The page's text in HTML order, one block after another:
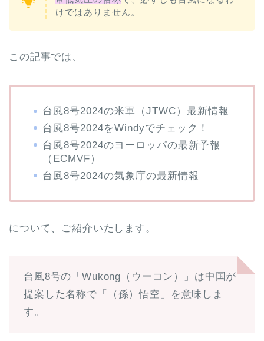
けではありません。
この記事では、
台風8号2024の米軍（JTWC）最新情報
台風8号2024をWindyでチェック！
台風8号2024のヨーロッパの最新予報
（ECMVF）
台風8号2024の気象庁の最新情報
について、ご紹介いたします。
台風8号の「Wukong（ウーコン）」は中国が
提案した名称で「（孫）悟空」を意味しま
す。